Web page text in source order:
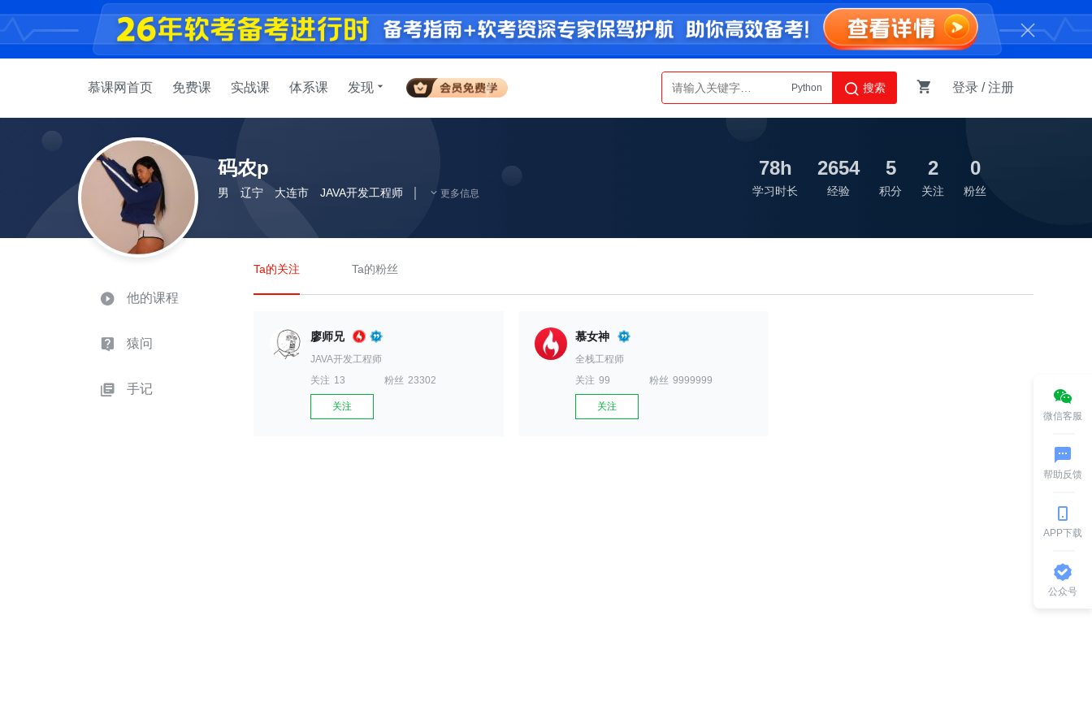
慕课网首页 免费课 实战课 体系课 发现
Python
AI智能体
搜索 登录 /注册
码农p
男 辽宁 大连市 JAVA开发工程师 更多信息
78h
学习时长
2654
经验
5
积分
2
关注
0
粉丝
他的课程
猿问
手记
Ta的关注 Ta的粉丝
廖师兄
JAVA开发工程师
关注 13 粉丝 23302
关注
慕女神
全栈工程师
关注 99 粉丝 9999999
关注
微信客服
帮助反馈
APP下载
公众号